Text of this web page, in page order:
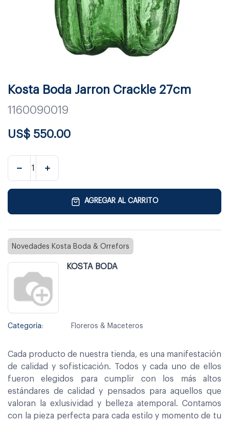
Kosta Boda Jarron Crackle 27cm
1160090019
US$ 550.00
AGREGAR AL CARRITO
Novedades Kosta Boda & Orrefors
KOSTA BODA
Categoría: Floreros & Maceteros
Cada producto de nuestra tienda, es una manifestación
de calidad y sofisticación. Todos y cada uno de ellos
fueron elegidos para cumplir con los más altos
estándares de calidad y pensados para aquellos que
valoran la exlusividad y belleza atemporal. Contamos
con la pieza perfecta para cada estilo y momento de tu